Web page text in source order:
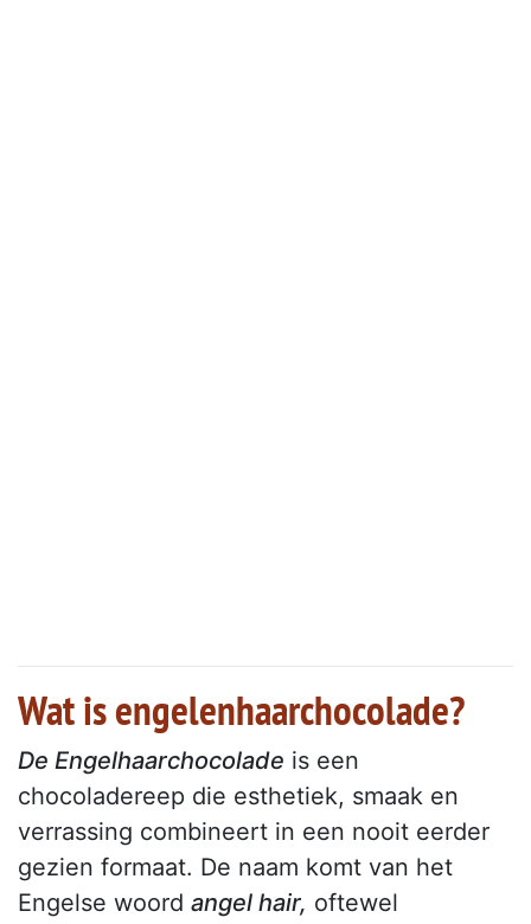
Wat is engelenhaarchocolade?
De Engelhaarchocolade is een
chocoladereep die esthetiek, smaak en
verrassing combineert in een nooit eerder
gezien formaat. De naam komt van het
Engelse woord angel hair, oftewel